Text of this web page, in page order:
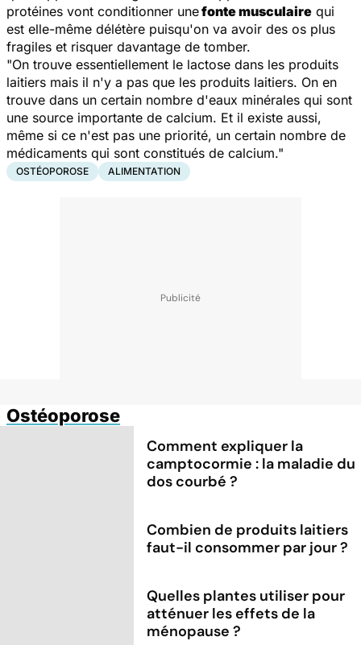
protéines vont conditionner unefonte musculaire qui
est elle-même délétère puisqu'on va avoir des os plus
fragiles et risquer davantage de tomber.
"On trouve essentiellement le lactose dans les produits
laitiers mais il n'y a pas que les produits laitiers. On en
trouve dans un certain nombre d'eaux minérales qui sont
une source importante de calcium. Et il existe aussi,
même si ce n'est pas une priorité, un certain nombre de
médicaments qui sont constitués de calcium."
OSTÉOPOROSE ALIMENTATION
Ostéoporose
Comment expliquer la
camptocormie : la maladie du
dos courbé ?
Combien de produits laitiers
faut-il consommer par jour ?
Quelles plantes utiliser pour
atténuer les effets de la
ménopause ?